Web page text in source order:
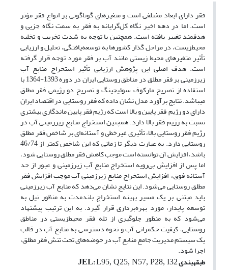
فقر دارای ابعاد مختلفی است و متغیرهای گوناگونی بر انواع فقر مؤثر
است. اما در دهه اخیر نگاه کل‌گرایانه به فقر به سمت نگاه جزیی و
هدفمند تغییر یافته است. هم‏چنین با توجه به شدت تخریب و تخلیه
محیط‌زیست، در مراحل گذار کشورها به توسعه‌یافتگی، تحلیل و ارزیابی
تأثیر متغیرهای محیط زیستی مانند آب بر فقر مورد توجه قرار گرفته
است. هدف اصلی این پژوهش ارزیابی تأثیر استخراج منابع آب
زیرزمینی بر فقر مطلق در مناطق روستایی ایران در دوره 1393-1364 با
استفاده از تصریح مارکوف سوئیچینگ و تصریح دو رژیمی فقر مطلق
می‏باشد. نتایج برآورد مدل نشان داده که فقر روستایی در اقتصاد ایران
دارای دو رژیم فقر پایین و بالا است که رژیم فقر پایین ماندگاری بیشتری
نسبت به رژیم فقر بالا دارد. هم‏چنین استخراج منابع زیرزمینی آب در
رژیم فقر روستایی بالا، تأثیری غیرخطی و آستانه‌ای بر شاخص فقر مطلق
روستایی دارد. به عبارت دیگر تا زمانی که این شاخص کمتر از 46/74
باشد، افزایش آن توانسته است موجب کاهش فقر مطلق روستایی شود،
اما پس از افزایش بی‌رویه استخراج منابع آب زیرزمینی و عبور از حد
آستانه فوق، افزایش استخراج منابع زیرزمینی آب موجب افزایش فقر
مطلق روستایی می‌شود. این نتایج نشان می‌دهد که منابع آب زیرزمینی
باید مبتنی بر یک مسیر بهینه استخراج بلندمدت به منظور نیل به
توسعه پایدار، مورد بهره‌برداری قرار گیرد. به این ترتیب پیشنهاد
می‌شود که به منظور جلوگیری از تله فقر محیط‌زیستی در مناطق
روستایی، کیفیت حکمرانی آب و نحوه دسترسی به منابع آب در قالب
یک سیستم مدیریت جامع منابع آب در حوضه‌های تحت تنش فقر مطلق،
اجرا شود.
طبقه­بندی
JEL:L95, Q25, N57, P28, I32